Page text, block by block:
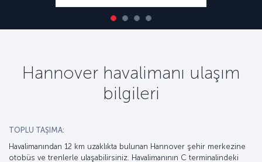
Hannover havalimanı ulaşım
bilgileri
TOPLU TAŞIMA:
Havalimanından 12 km uzaklıkta bulunan Hannover şehir merkezine
otobüs ve trenlerle ulaşabilirsiniz. Havalimanının C terminalindeki